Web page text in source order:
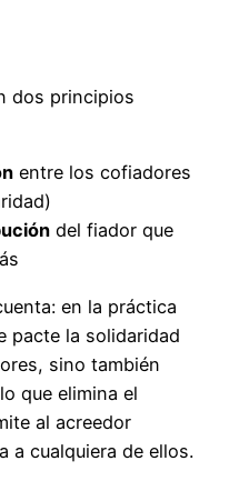
dos principios
entre los cofiadores
del fiador que
en la práctica
pacte la solidaridad
sino también
que elimina el
al acreedor
a cualquiera de ellos.